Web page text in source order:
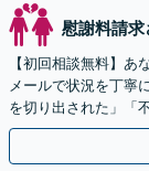
慰謝料請求
【初回相談無料】あ
メールで状況を丁寧
を切り出された」「
【リーズナブルな料